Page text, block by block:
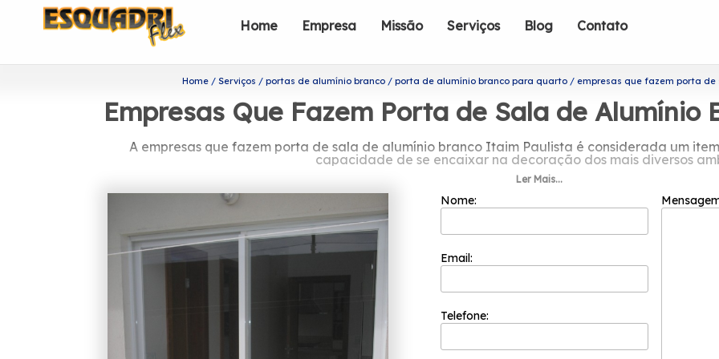
Home Empresa Missão Serviços Blog Contato
Home Serviços portas de alumínio branco porta de alumínio branco para quarto empresas que fazem porta
Empresas Que Fazem Porta de Sala de
A empresas que fazem porta de sala de alumínio branco Itaim Paulista é considerada um
capacidade de se encaixar na decoração dos mais diversos
Quer saber mais sobre empresas que fazem porta de sala
Paulista?
A Esquadriflex é uma das empresas mais bem cotadas do segmento de esquadrias. Com a sua
de profissionais formada somente por colaboradores competentes que buscam a total
inovação e evolução dos processos.
Em busca de empresas que fazem porta de sala de alumínio branco Itaim Paulista? A
de esquadrias. Entre eles, é possível encontrar: Esquadria em Alumínio Branco, Janela
contato com nossos profissionais e tenha todo o suporte que
Ler Mais...
Nome:
Email:
Telefone: